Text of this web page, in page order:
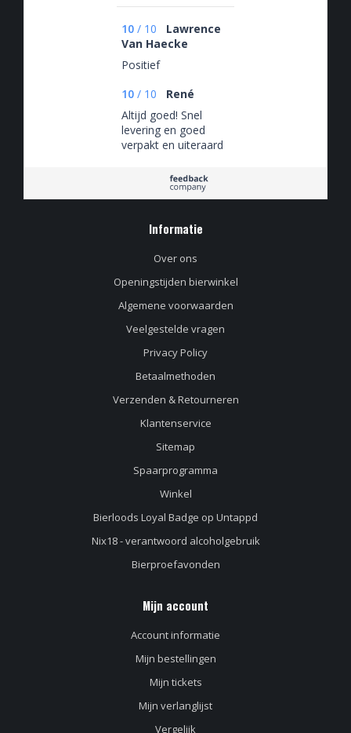
10 / 10
Lawrence
Van Haecke
Positief
10 / 10
René
Altijd goed! Snel
levering en goed
verpakt en uiteraard
verschillende bieren.
Informatie
Over ons
Openingstijden bierwinkel
Algemene voorwaarden
Veelgestelde vragen
Privacy Policy
Betaalmethoden
Verzenden & Retourneren
Klantenservice
Sitemap
Spaarprogramma
Winkel
Bierloods Loyal Badge op Untappd
Nix18 - verantwoord alcoholgebruik
Bierproefavonden
Mijn account
Account informatie
Mijn bestellingen
Mijn tickets
Mijn verlanglijst
Vergelijk